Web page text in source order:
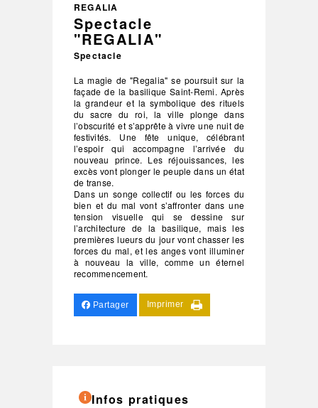
REGALIA
Spectacle
"REGALIA"
Spectacle
La magie de "Regalia" se poursuit sur la
façade de la basilique Saint-Remi. Après
la grandeur et la symbolique des rituels
du sacre du roi, la ville plonge dans
l’obscurité et s’apprête à vivre une nuit de
festivités. Une fête unique, célébrant
l’espoir qui accompagne l’arrivée du
nouveau prince. Les réjouissances, les
excès vont plonger le peuple dans un état
de transe.
Dans un songe collectif ou les forces du
bien et du mal vont s’affronter dans une
tension visuelle qui se dessine sur
l’architecture de la basilique, mais les
premières lueurs du jour vont chasser les
forces du mal, et les anges vont illuminer
à nouveau la ville, comme un éternel
recommencement.
Partager Imprimer
Infos pratiques